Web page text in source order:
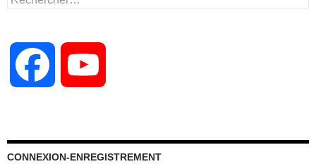
c u
CONNEXION-ENREGISTREMENT